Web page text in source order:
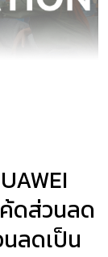
ค้ดส่วนลด
ลดเป็น